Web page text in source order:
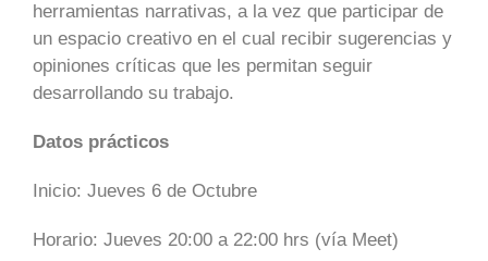
herramientas narrativas, a la vez que participar de
un espacio creativo en el cual recibir sugerencias y
opiniones críticas que les permitan seguir
desarrollando su trabajo.
Datos prácticos
Inicio: Jueves 6 de Octubre
Horario: Jueves 20:00 a 22:00 hrs (vía Meet)